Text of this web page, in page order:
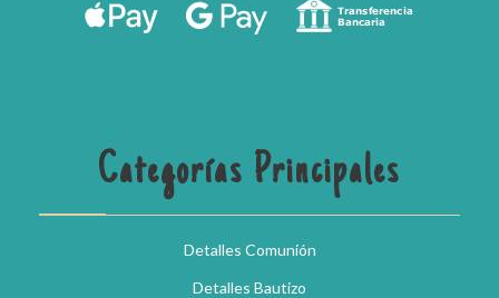
Categorías Principales
Detalles Comunión
Detalles Bautizo